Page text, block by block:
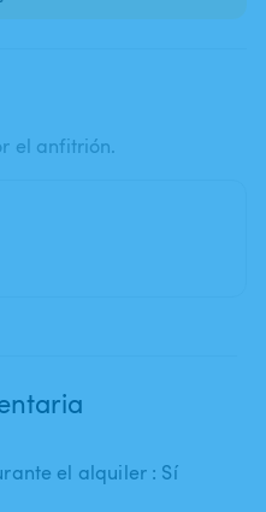
el anfitrión.
el alquiler : Sí